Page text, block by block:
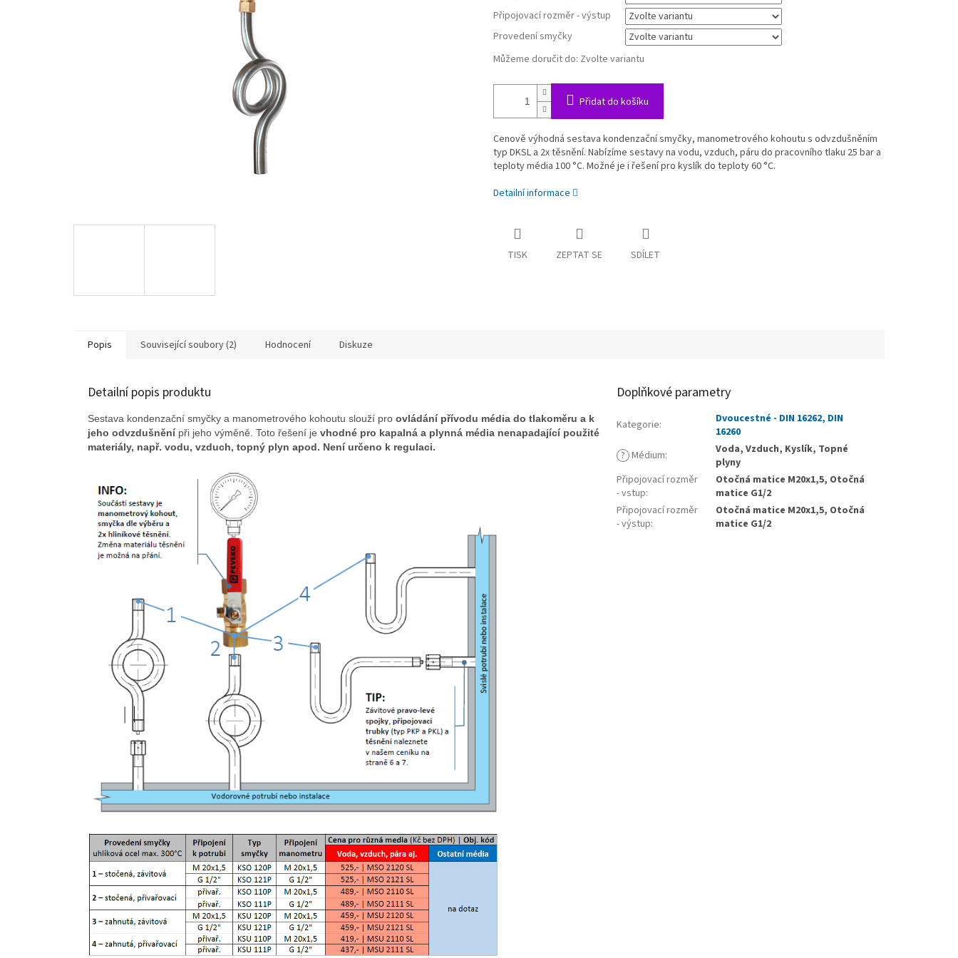
Připojovací rozměr - výstup
Provedení smyčky
Můžeme doručit do: Zvolte variantu
Přidat do košíku
Cenově výhodná sestava kondenzační smyčky, manometrového kohoutu s odvzdušněním
typ DKSL a 2x těsnění. Nabízíme sestavy na vodu, vzduch, páru do pracovního tlaku 25 bar a
teploty média 100 °C. Možné je i řešení pro kyslík do teploty 60 °C.
Detailní informace
TISK ZEPTAT SE SDÍLET
Popis Související soubory (2) Hodnocení Diskuze
Detailní popis produktu
Sestava kondenzační smyčky a manometrového kohoutu slouží pro ovládání přívodu média do tlakoměru a k
jeho odvzdušněnípři jeho výměně. Toto řešení je vhodné pro kapalná a plynná média nenapadající použité
materiály, např. vodu, vzduch, topný plyn apod. Není určeno k regulaci.
Doplňkové parametry
Kategorie:
Dvoucestné - DIN 16262, DIN
16260
? Médium:
Voda, Vzduch, Kyslík, Topné
plyny
Připojovací rozměr
- vstup:
Otočná matice M20x1,5, Otočná
matice G1/2
Připojovací rozměr
- výstup:
Otočná matice M20x1,5, Otočná
matice G1/2